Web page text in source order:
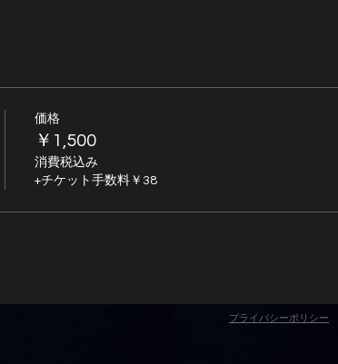
価格
￥1,500
消費税込み
+チケット手数料￥38
プライバシーポリシー